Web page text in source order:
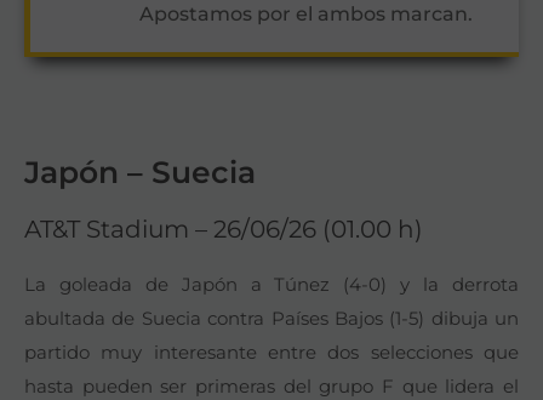
Apostamos por el ambos marcan.
Japón – Suecia
AT&T Stadium – 26/06/26 (01.00 h)
La goleada de Japón a Túnez (4-0) y la derrota
abultada de Suecia contra Países Bajos (1-5) dibuja un
partido muy interesante entre dos selecciones que
hasta pueden ser primeras del grupo F que lidera el